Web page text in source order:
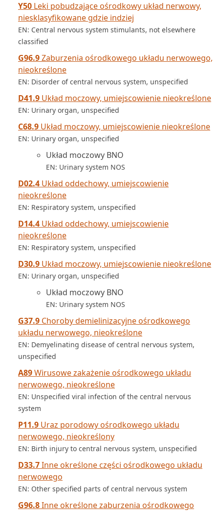
Y50 Leki pobudzające ośrodkowy układ nerwowy,
niesklasyfikowane gdzie indziej
EN: Central nervous system stimulants, not elsewhere
classified
G96.9Zaburzenia ośrodkowego układu nerwowego,
nieokreślone
EN: Disorder of central nervous system, unspecified
D41.9 Układ moczowy, umiejscowienie nieokreślone
EN: Urinary organ, unspecified
C68.9 Układ moczowy, umiejscowienie nieokreślone
EN: Urinary organ, unspecified
Układ moczowy BNO
EN: Urinary system NOS
D02.4 Układ oddechowy, umiejscowienie
nieokreślone
EN: Respiratory system, unspecified
D14.4 Układ oddechowy, umiejscowienie
nieokreślone
EN: Respiratory system, unspecified
D30.9 Układ moczowy, umiejscowienie nieokreślone
EN: Urinary organ, unspecified
Układ moczowy BNO
EN: Urinary system NOS
G37.9 Choroby demielinizacyjne ośrodkowego
układu nerwowego, nieokreślone
EN: Demyelinating disease of central nervous system,
unspecified
A89Wirusowe zakażenie ośrodkowego układu
nerwowego, nieokreślone
EN: Unspecified viral infection of the central nervous
system
P11.9 Uraz porodowy ośrodkowego układu
nerwowego, nieokreślony
EN: Birth injury to central nervous system, unspecified
D33.7Inne określone części ośrodkowego układu
nerwowego
EN: Other specified parts of central nervous system
G96.8Inne określone zaburzenia ośrodkowego